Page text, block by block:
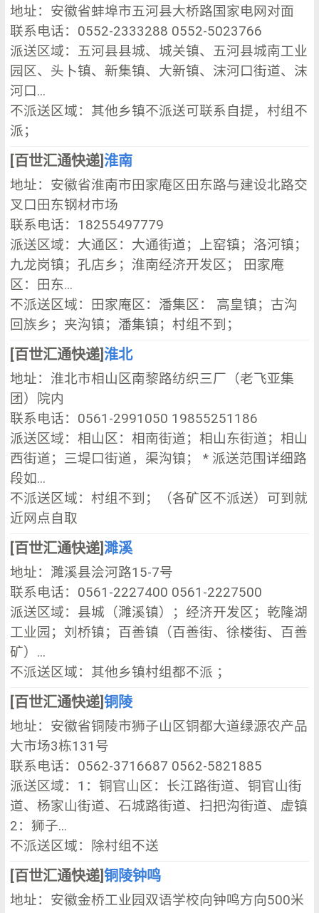
地址：安徽省蚌埠市五河县大桥路国家电网对面
联系电话：0552-2333288 0552-5023766
派送区域：五河县县城、城关镇、五河县城南工业
园区、头卜镇、新集镇、大新镇、沫河口街道、沫
河口...
不派送区域：其他乡镇不派送可联系自提，村组不
派；
[百世汇通快递]淮南
地址：安徽省淮南市田家庵区田东路与建设北路交
叉口田东钢材市场
联系电话：18255497779
派送区域：大通区：大通街道；上窑镇；洛河镇；
九龙岗镇；孔店乡；淮南经济开发区； 田家庵
区：田东...
不派送区域：田家庵区：潘集区： 高皇镇；古沟
回族乡；夹沟镇；潘集镇；村组不到；
[百世汇通快递]淮北
地址：淮北市相山区南黎路纺织三厂（老飞亚集
团）院内
联系电话：0561-2991050 19855251186
派送区域：相山区：相南街道；相山东街道；相山
西街道；三堤口街道，渠沟镇； * 派送范围详细路
段如...
不派送区域：村组不到；（各矿区不派送）可到就
近网点自取
[百世汇通快递]濉溪
地址：濉溪县浍河路15-7号
联系电话：0561-2227400 0561-2227500
派送区域：县城（濉溪镇）；经济开发区；乾隆湖
工业园；刘桥镇；百善镇（百善街、徐楼街、百善
矿）...
不派送区域：其他乡镇村组都不派 ；
[百世汇通快递]铜陵
地址：安徽省铜陵市狮子山区铜都大道绿源农产品
大市场3栋131号
联系电话：0562-3716687 0562-5821885
派送区域：1：铜官山区：长江路街道、铜官山街
道、杨家山街道、石城路街道、扫把沟街道、虚镇
2：狮子...
不派送区域：除村组不送
[百世汇通快递]铜陵钟鸣
地址：安徽金桥工业园双语学校向钟鸣方向500米